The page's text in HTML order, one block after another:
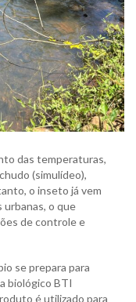
das temperaturas,
(simulídeo),
o inseto já vem
o que
de controle e
se prepara para
biológico BTI
é utilizado para